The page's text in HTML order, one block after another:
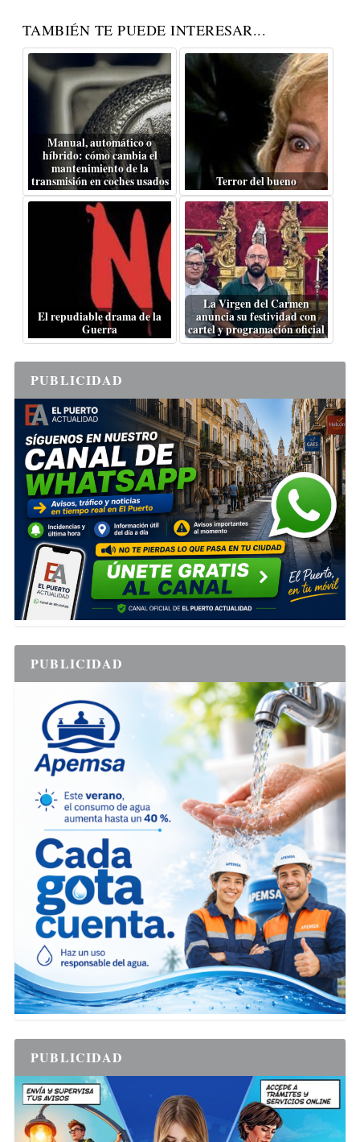
TAMBIÉN TE PUEDE INTERESAR...
Manual, automático o
híbrido: cómo cambia el
mantenimiento de la
transmisión en coches usados
Terror del bueno
El repudiable drama de la
Guerra
La Virgen del Carmen
anuncia su festividad con
cartel y programación oficial
PUBLICIDAD
PUBLICIDAD
PUBLICIDAD